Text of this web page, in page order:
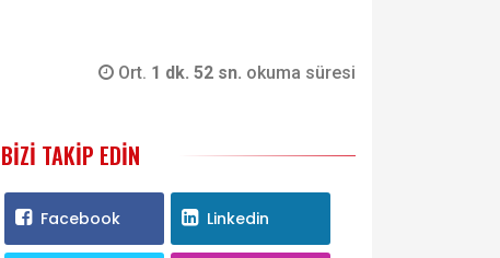
Ort. 1 dk. 52 sn. okuma süresi
BIZI TAKIP EDIN
Facebook Linkedin